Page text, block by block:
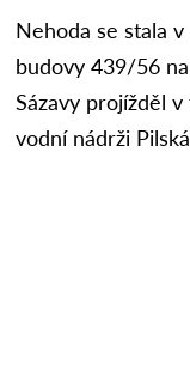
Nehoda se stala
budovy 439/56
Sázavy projížděl
vodní nádrži